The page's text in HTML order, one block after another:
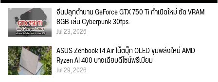
จีนปลุกตำนาน GeForce GTX 750 Ti กำเนิดใหม่ ยัด VRAM
8GB เล่น Cyberpunk 30fps.
Jul 23, 2026
ASUS Zenbook 14 Air โน้ตบุ๊ก OLED ขุมพลังใหม่ AMD
Ryzen AI 400 บางเฉียบดีไซน์พรีเมียม
Jul 29, 2026